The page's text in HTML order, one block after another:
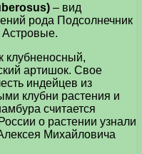
– вид
рода Подсолнечник
клубненосный,
артишок. Свое
индейцев из
клубни растения и
считается
о растении узнали
Михайловича